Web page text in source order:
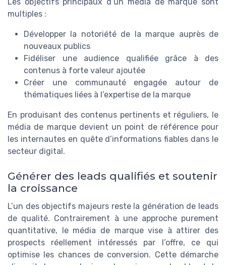
multiples :
Développer la notoriété de la marque auprès de
nouveaux publics
Fidéliser une audience qualifiée grâce à des
contenus à forte valeur ajoutée
Créer une communauté engagée autour de
thématiques liées à l’expertise de la marque
En produisant des contenus pertinents et réguliers, le
média de marque devient un point de référence pour
les internautes en quête d’informations fiables dans le
secteur digital.
Générer des leads qualifiés et soutenir
la croissance
L’un des objectifs majeurs reste la génération de leads
de qualité. Contrairement à une approche purement
quantitative, le média de marque vise à attirer des
prospects réellement intéressés par l’offre, ce qui
optimise les chances de conversion. Cette démarche